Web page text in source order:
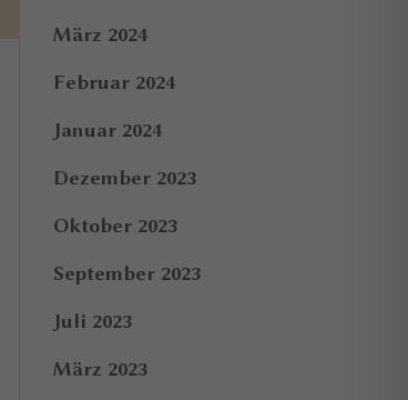
März 2024
Februar 2024
Januar 2024
Dezember 2023
Oktober 2023
September 2023
Juli 2023
März 2023